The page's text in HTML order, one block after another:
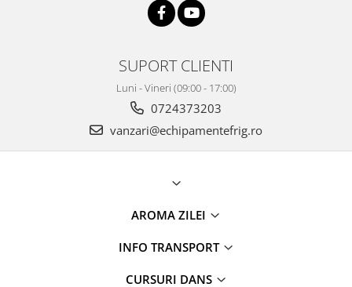
SUPORT CLIENTI
Luni - Vineri (09:00 - 17:00)
0724373203
vanzari@echipamentefrig.ro
AROMA ZILEI
INFO TRANSPORT
CURSURI DANS